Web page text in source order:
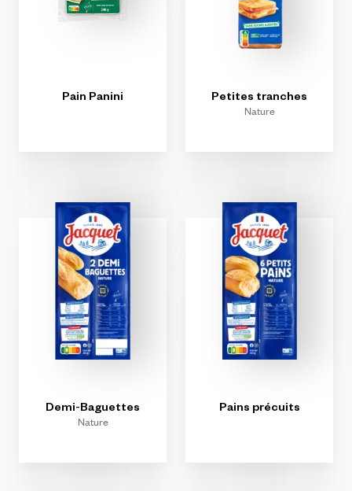
Pain Panini Petites tranches
Nature
Demi-Baguettes
Nature
Pains précuits